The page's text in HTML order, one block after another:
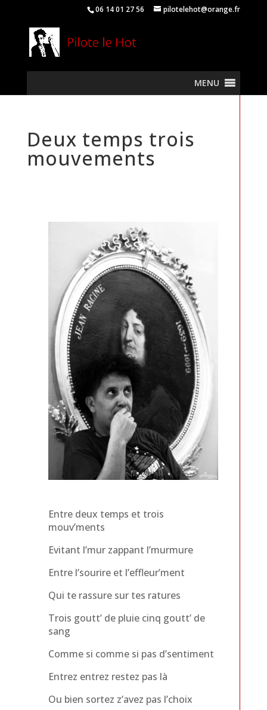
06 14 01 27 56 pilotelehot@orange.fr
MENU
Deux temps trois
mouvements
Entre deux temps et trois
mouv’ments
Evitant l’mur zappant l’murmure
Entre l’sourire et l’effleur’ment
Qui te rassure sur tes ratures
Trois goutt’ de pluie cinq goutt’ de
sang
Comme si comme si pas d’sentiment
Entrez entrez restez pas là
Ou bien sortez z’avez pas l’choix